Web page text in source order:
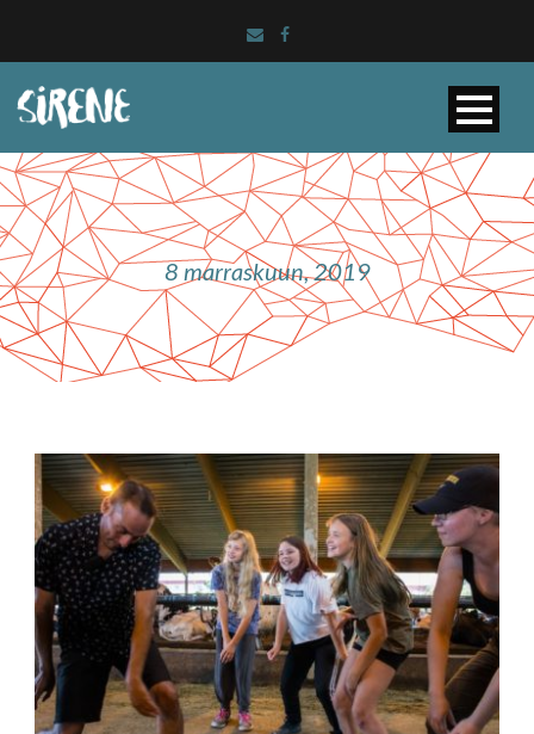
8 marraskuun, 2019